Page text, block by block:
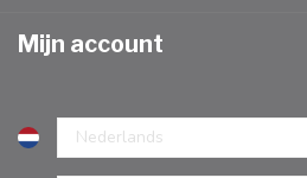
Mijn account